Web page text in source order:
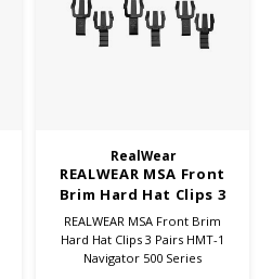
RealWear
REALWEAR MSA Front
Brim Hard Hat Clips 3
Pairs HMT-1 Navigator
500 Series
REALWEAR MSA Front Brim
Hard Hat Clips 3 Pairs HMT-1
Navigator 500 Series